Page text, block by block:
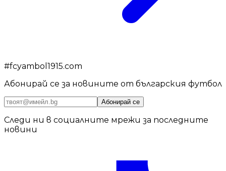
#fcyambol1915.com
Абонирай се за новините от българския футбол
Абонирай се
Следи ни в социалните мрежи за последните
новини